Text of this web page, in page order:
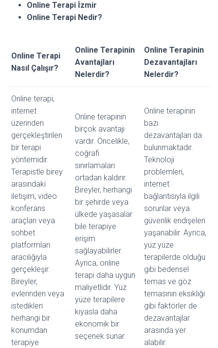
Online Terapi İzmir
Online Terapi Nedir?
Online Terapi
Nasıl Çalışır?
Online Terapinin
Avantajları
Nelerdir?
Online Terapinin
Dezavantajları
Nelerdir?
Online terapi,
internet
üzerinden
gerçekleştirilen
bir terapi
yöntemidir.
Terapistle birey
arasındaki
iletişim, video
konferans
araçları veya
sohbet
platformları
aracılığıyla
gerçekleşir.
Bireyler,
evlerinden veya
istedikleri
herhangi bir
konumdan
terapiye
Online terapinin
birçok avantajı
vardır. Öncelikle,
coğrafi
sınırlamaları
ortadan kaldırır.
Bireyler, herhangi
bir şehirde veya
ülkede yaşasalar
bile terapiye
erişim
sağlayabilirler.
Ayrıca, online
terapi daha uygun
maliyetlidir. Yüz
yüze terapilere
kıyasla daha
ekonomik bir
seçenek sunar.
Online terapinin
bazı
dezavantajları da
bulunmaktadır.
Teknoloji
problemleri,
internet
bağlantısıyla ilgili
sorunlar veya
güvenlik endişeleri
yaşanabilir. Ayrıca,
yüz yüze
terapilerde olduğu
gibi bedensel
temas ve göz
temasının eksikliği
gibi faktörler de
dezavantajlar
arasında yer
alabilir.